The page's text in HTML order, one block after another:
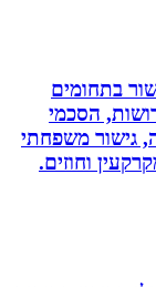
בתחומים
הסכמי
משפחתי
וחוזים.